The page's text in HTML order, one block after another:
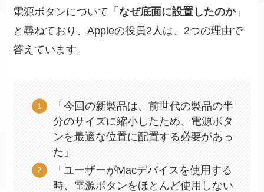
電源ボタンについて「なぜ底面に設置したのか」
と尋ねており、Appleの役員2人は、2つの理由で
答えています。
「今回の新製品は、前世代の製品の半
分のサイズに縮小したため、電源ボタ
ンを最適な位置に配置する必要があっ
た」
「ユーザーがMacデバイスを使用する
時、電源ボタンをほとんど使用しない